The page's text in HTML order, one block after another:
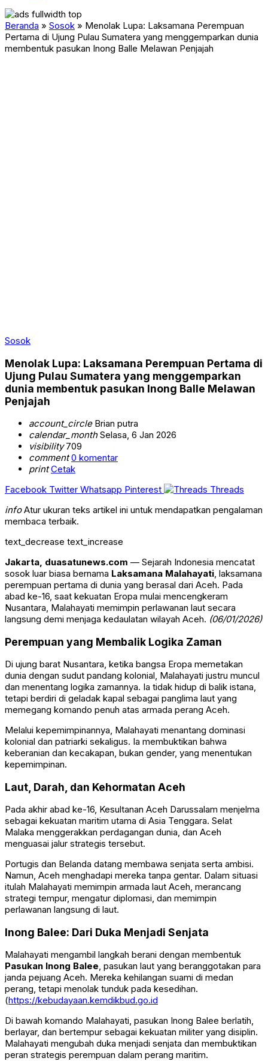
Beranda » Sosok » Menolak Lupa: Laksamana Perempuan
Pertama di Ujung Pulau Sumatera yang menggemparkan dunia
membentuk pasukan Inong Balle Melawan Penjajah
Sosok
Menolak Lupa: Laksamana Perempuan Pertama di
Ujung Pulau Sumatera yang menggemparkan
dunia membentuk pasukan Inong Balle Melawan
Penjajah
account_circleBrian putra
calendar_monthSelasa, 6 Jan 2026
visibility709
comment 0 komentar
print Cetak
Facebook Twitter Whatsapp Pinterest
Threads
infoAtur ukuran teks artikel ini untuk mendapatkan pengalaman
membaca terbaik.
text_decrease text_increase
Jakarta, duasatunews.com — Sejarah Indonesia mencatat
sosok luar biasa bernama Laksamana Malahayati, laksamana
perempuan pertama di dunia yang berasal dari Aceh. Pada
abad ke-16, saat kekuatan Eropa mulai mencengkeram
Nusantara, Malahayati memimpin perlawanan laut secara
langsung demi menjaga kedaulatan wilayah Aceh. (06/01/2026)
Perempuan yang Membalik Logika Zaman
Di ujung barat Nusantara, ketika bangsa Eropa memetakan
dunia dengan sudut pandang kolonial, Malahayati justru muncul
dan menentang logika zamannya. Ia tidak hidup di balik istana,
tetapi berdiri di geladak kapal sebagai panglima laut yang
memegang komando penuh atas armada perang Aceh.
Melalui kepemimpinannya, Malahayati menantang dominasi
kolonial dan patriarki sekaligus. Ia membuktikan bahwa
keberanian dan kecakapan, bukan gender, yang menentukan
kepemimpinan.
Laut, Darah, dan Kehormatan Aceh
Pada akhir abad ke-16, Kesultanan Aceh Darussalam menjelma
sebagai kekuatan maritim utama di Asia Tenggara. Selat
Malaka menggerakkan perdagangan dunia, dan Aceh
menguasai jalur strategis tersebut.
Portugis dan Belanda datang membawa senjata serta ambisi.
Namun, Aceh menghadapi mereka tanpa gentar. Dalam situasi
itulah Malahayati memimpin armada laut Aceh, merancang
strategi tempur, mengatur diplomasi, dan memimpin
perlawanan langsung di laut.
Inong Balee: Dari Duka Menjadi Senjata
Malahayati mengambil langkah berani dengan membentuk
Pasukan Inong Balee, pasukan laut yang beranggotakan para
janda pejuang Aceh. Mereka kehilangan suami di medan
perang, tetapi menolak tunduk pada kesedihan.
(https://kebudayaan.kemdikbud.go.id
Di bawah komando Malahayati, pasukan Inong Balee berlatih,
berlayar, dan bertempur sebagai kekuatan militer yang disiplin.
Malahayati mengubah duka menjadi senjata dan membuktikan
peran strategis perempuan dalam perang maritim.